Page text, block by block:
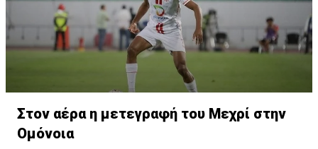
Στον αέρα η μετεγραφή του Μεχρί στην
Ομόνοια